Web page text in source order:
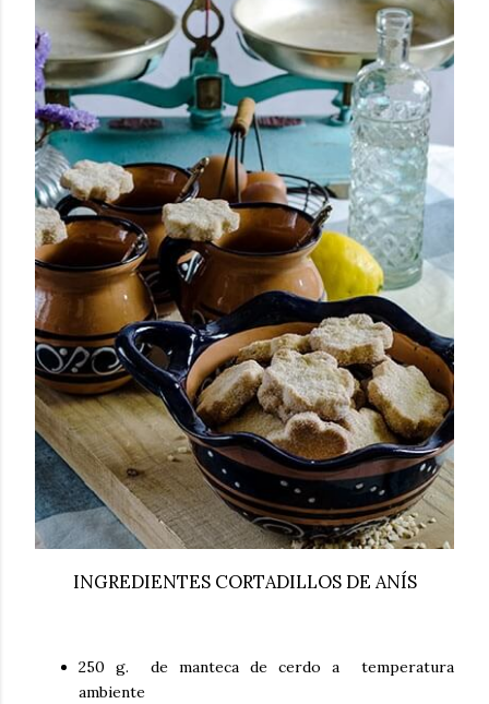
INGREDIENTES CORTADILLOS DE ANÍS
250 g. de manteca de cerdo a temperatura
ambiente